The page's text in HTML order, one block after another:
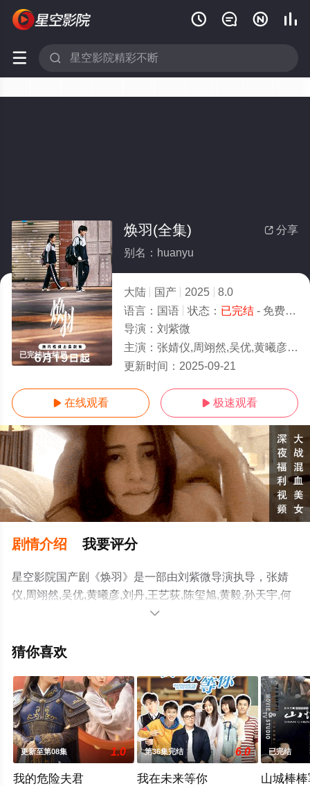
   
 
已完结/大结局
 分享
焕羽(全集)
别名：huanyu
大陆 国产 2025
8.0
语言： 国语 状态： 已完结- 免费在线观看
导演： 刘紫微
主演： 张婧仪,周翊然,吴优,黄曦彦,刘丹,王艺荻,陈玺旭,黄毅,孙天宇,何廖侣匀,刘孜,曹卫宇,吕晓霖,崔航
更新时间： 2025-09-21
 在线观看  极速观看
剧情介绍 我要评分
星空影院国产剧《焕羽》是一部由刘紫微导演执导，张婧
仪,周翊然,吴优,黄曦彦,刘丹,王艺荻,陈玺旭,黄毅,孙天宇,何
廖侣匀,刘孜,曹卫宇,吕晓霖,崔航等明星演员精彩演绎的大
高清未删减完整版电视剧全集就上星空电影网，更多相关
。

猜你喜欢
更新至第08集 1.0
我的危险夫君
第36集完结 6.0
我在未来等你
已完结
山城棒